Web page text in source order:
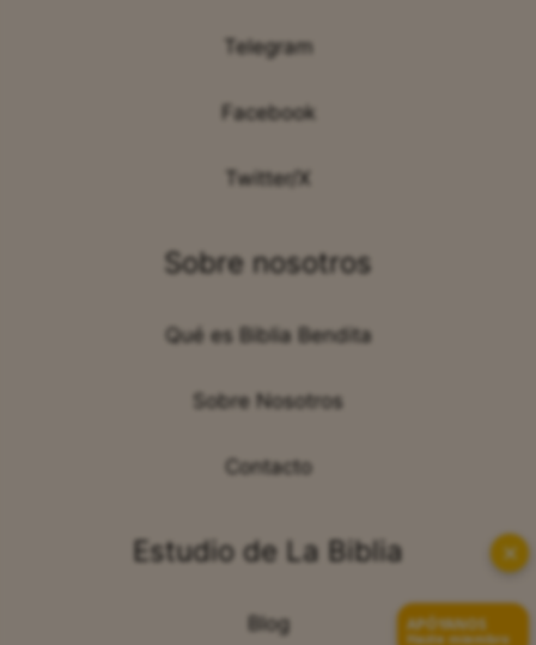
Telegram
Facebook
Twitter/X
Sobre nosotros
Qué es Biblia Bendita
Sobre Nosotros
Contacto
Estudio de La Biblia
Blog
✕
APÓYANOS
Hazte miembro